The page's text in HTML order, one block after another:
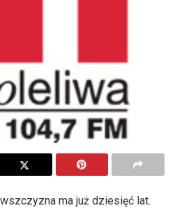
ma już dziesięć lat.